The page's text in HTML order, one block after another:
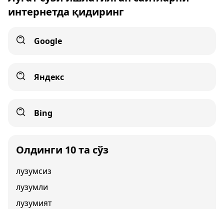
интернетда қидиринг
Google
Яндекс
Bing
Олдинги 10 та сўз
лузумсиз
лузумли
лузумият